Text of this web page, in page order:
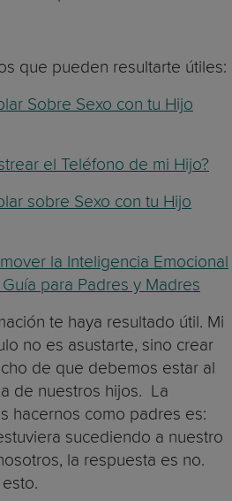
que pueden resultarte útiles:
Sobre Sexo con tu Hijo
el Teléfono de mi Hijo?
sobre Sexo con tu Hijo
la Inteligencia Emocional
para Padres y Madres
te haya resultado útil. Mi
no es asustarte, sino crear
de que debemos estar al
de nuestros hijos. La
hacernos como padres es:
sucediendo a nuestro
la respuesta es no.